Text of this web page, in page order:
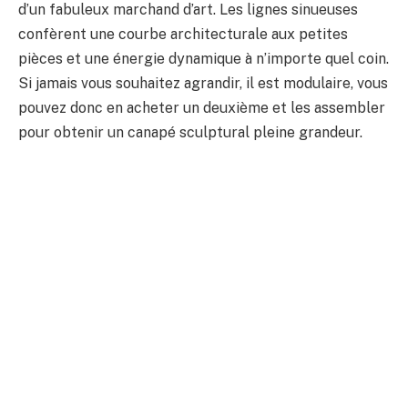
d’un fabuleux marchand d’art. Les lignes sinueuses
confèrent une courbe architecturale aux petites
pièces et une énergie dynamique à n’importe quel coin.
Si jamais vous souhaitez agrandir, il est modulaire, vous
pouvez donc en acheter un deuxième et les assembler
pour obtenir un canapé sculptural pleine grandeur.